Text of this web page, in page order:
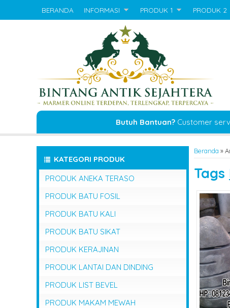
BERANDA INFORMASI PRODUK 1 PRODUK 2
Butuh Bantuan?Customer
Beranda »
Tags
KATEGORI PRODUK
PRODUK ANEKA TERASO
PRODUK BATU FOSIL
PRODUK BATU KALI
PRODUK BATU SIKAT
PRODUK KERAJINAN
PRODUK LANTAI DAN DINDING
PRODUK LIST BEVEL
PRODUK MAKAM MEWAH